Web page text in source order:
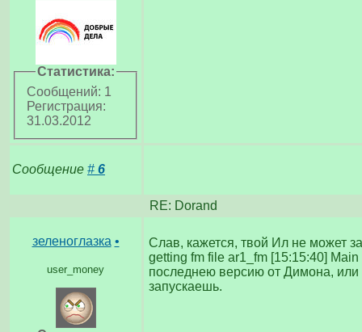
Статистика:
Сообщений: 1
Регистрация:
31.03.2012
Сообщение # 6
RE: Dorand
зеленоглазка •
user_money
Слав, кажется, твой Ил не может
getting fm file ar1_fm [15:15:40]
последнею версию от Димона,
запускаешь.